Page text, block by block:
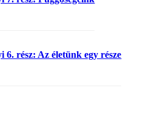
6. rész: Az életünk egy része